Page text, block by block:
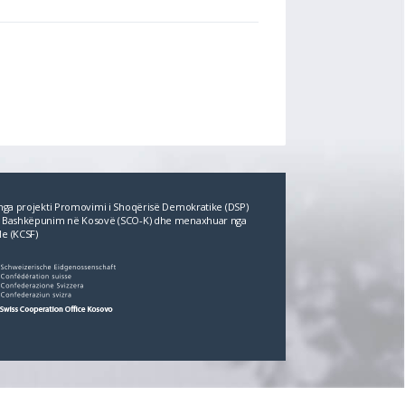
projekti Promovimi i Shoqërisë Demokratike (DSP)
në Kosovë (SCO‐K) dhe menaxhuar nga
(KCSF)